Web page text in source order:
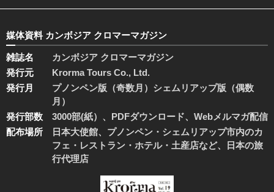
媒体資料 カンボジア クロマーマガジン
雑誌名
カンボジア クロマーマガジン
発行元
Krorma Tours Co., Ltd.
発行月
プノンペン版（奇数月）シェムリアップ版（偶数
月）
発行部数
3000部(紙）、PDFダウンロード、Webメルマガ配信
配布場所
日本大使館、プノンペン・シェムリアップ市内のカ
フェ・レストラン・ホテル・土産店など、日本の旅
行代理店